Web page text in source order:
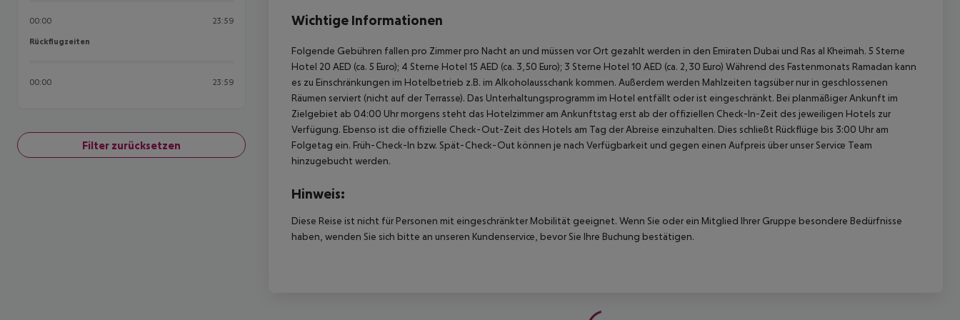
00:00 23:59
Rückflugzeiten
Rückflugzeiten
00:00 23:59
Filter zurücksetzen
Wichtige Informationen
Folgende Gebühren fallen pro Zimmer pro Nacht an und müssen vor Ort gezahlt werden in den Emiraten Dubai und Ras al Kheimah. 5 Sterne
Hotel 20 AED (ca. 5 Euro); 4 Sterne Hotel 15 AED (ca. 3,50 Euro); 3 Sterne Hotel 10 AED (ca. 2,30 Euro) Während des Fastenmonats Ramadan kann
es zu Einschränkungen im Hotelbetrieb z.B. im Alkoholausschank kommen. Außerdem werden Mahlzeiten tagsüber nur in geschlossenen
Räumen serviert (nicht auf der Terrasse). Das Unterhaltungsprogramm im Hotel entfällt oder ist eingeschränkt. Bei planmäßiger Ankunft im
Zielgebiet ab 04:00 Uhr morgens steht das Hotelzimmer am Ankunftstag erst ab der offiziellen Check-In-Zeit des jeweiligen Hotels zur
Verfügung. Ebenso ist die offizielle Check-Out-Zeit des Hotels am Tag der Abreise einzuhalten. Dies schließt Rückflüge bis 3:00 Uhr am
Folgetag ein. Früh-Check-In bzw. Spät-Check-Out können je nach Verfügbarkeit und gegen einen Aufpreis über unser Service Team
hinzugebucht werden.
Hinweis:
Diese Reise ist nicht für Personen mit eingeschränkter Mobilität geeignet. Wenn Sie oder ein Mitglied Ihrer Gruppe besondere Bedürfnisse
haben, wenden Sie sich bitte an unseren Kundenservice, bevor Sie Ihre Buchung bestätigen.